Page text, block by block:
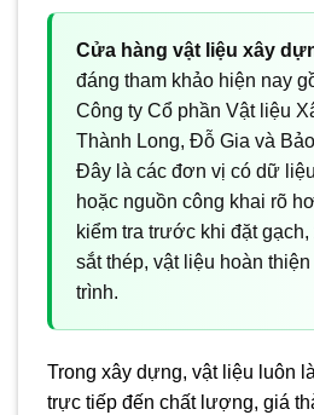
Cửa hàng vật liệu xây
đáng tham khảo hiện nay
Công ty Cổ phần Vật liệu
Thành Long, Đỗ Gia và
Đây là các đơn vị có dữ
hoặc nguồn công khai rõ
kiểm tra trước khi đặt gạch,
sắt thép, vật liệu hoàn
trình.
Trong xây dựng, vật liệu luôn
trực tiếp đến chất lượng, giá